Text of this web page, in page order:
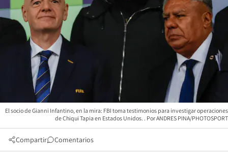
El socio de Gianni Infantino, en la mira: FBI toma testimonios para investigar operaciones
de Chiqui Tapia en Estados Unidos.
ANDRES PINA/PHOTOSPORT
Compartir Comentarios